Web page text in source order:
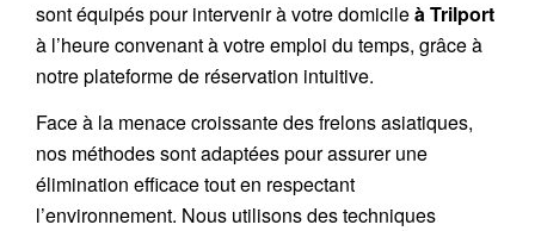
sont équipés pour intervenir à votre domicileà Trilport
à l’heure convenant à votre emploi du temps, grâce à
notre plateforme de réservation intuitive.
Face à la menace croissante des frelons asiatiques,
nos méthodes sont adaptées pour assurer une
élimination efficace tout en respectant
l’environnement. Nous utilisons des techniques